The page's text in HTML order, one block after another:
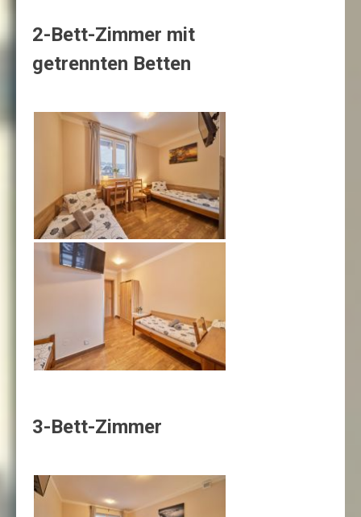
2-Bett-Zimmer mit
getrennten Betten
3-Bett-Zimmer